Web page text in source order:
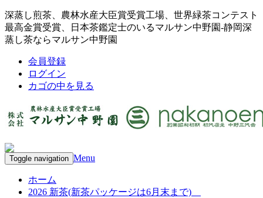
深蒸し煎茶、農林水産大臣賞受賞工場、世界緑茶コンテスト
最高金賞受賞、日本茶鑑定士のいるマルサン中野園-静岡深
蒸し茶ならマルサン中野園
会員登録
ログイン
カゴの中を見る
Toggle navigation Menu
ホーム
2026 新茶(新茶パッケージは6月末まで)